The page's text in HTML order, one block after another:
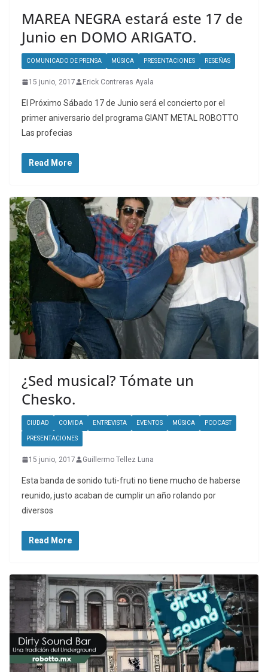
MAREA NEGRA estará este 17 de
Junio en DOMO ARIGATO.
COMUNICADO DE PRENSA MÚSICA PRESENTACIONES RESEÑAS
15 junio, 2017 Erick Contreras Ayala
El Próximo Sábado 17 de Junio será el concierto por el
primer aniversario del programa GIANT METAL ROBOTTO
Las profecias
Read More
¿Sed musical? Tómate un
Chesko.
CIUDAD COMIDA ENTREVISTA EVENTOS MÚSICA PODCAST
PRESENTACIONES
15 junio, 2017 Guillermo Tellez Luna
Esta banda de sonido tuti-fruti no tiene mucho de haberse
reunido, justo acaban de cumplir un año rolando por
diversos
Read More